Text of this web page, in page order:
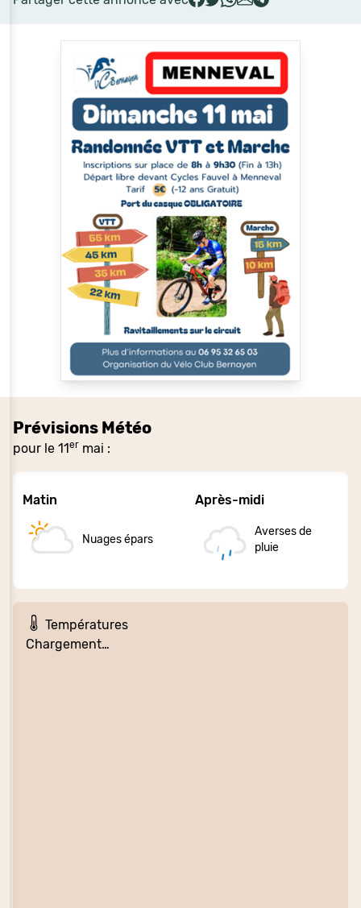
Prévisions Météo
pour le 11er mai :
Matin
Nuages épars
Après-midi
Averses de
pluie
Températures
Chargement…